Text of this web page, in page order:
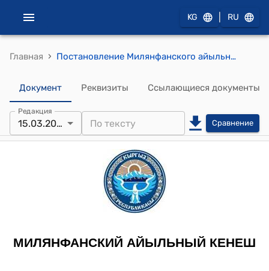
KG RU
Главная › Постановление Милянфанского айыльного Кенеша от 15 марта 2018 г № 7/2-27 "Об утверждении Плана социально-экономического развития Милянфанского айылного аймака на 2018 год"
Документ Реквизиты Ссылающиеся документы
Редакция
15.03.2018 Сравнение